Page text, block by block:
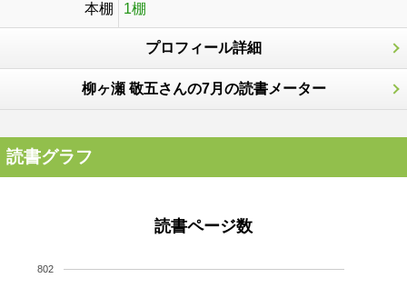
本棚 1棚
プロフィール詳細
柳ヶ瀬 敬五さんの7月の読書メーター
読書グラフ
読書ページ数
802